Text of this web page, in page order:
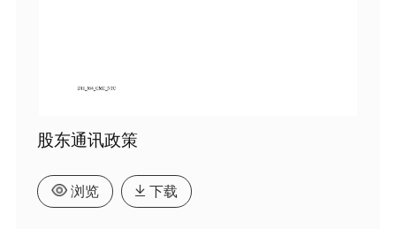
股东通讯政策
浏览 下载